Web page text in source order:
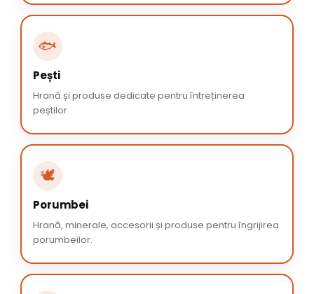
🐟
Pești
Hrană și produse dedicate pentru întreținerea
peștilor.
🕊️
Porumbei
Hrană, minerale, accesorii și produse pentru îngrijirea
porumbeilor.